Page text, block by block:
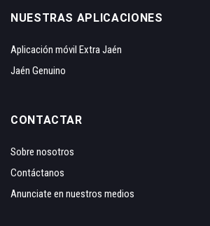
NUESTRAS APLICACIONES
Aplicación móvil Extra Jaén
Jaén Genuino
CONTACTAR
Sobre nosotros
Contáctanos
Anunciate en nuestros medios